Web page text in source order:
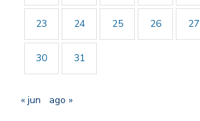
23 24 25 26 27
30 31
« jun ago »